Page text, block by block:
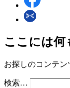
ここには何
お探しのコンテ
検索…